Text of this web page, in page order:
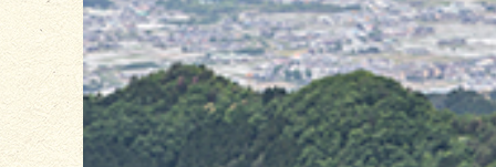
目
の
ス